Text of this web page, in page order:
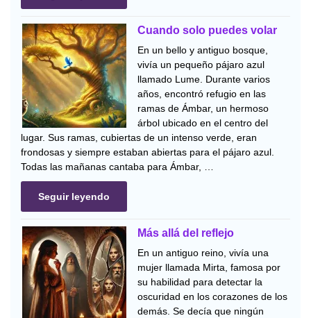
Cuando solo puedes volar
En un bello y antiguo bosque,
vivía un pequeño pájaro azul
llamado Lume. Durante varios
años, encontró refugio en las
ramas de Ámbar, un hermoso
árbol ubicado en el centro del
lugar. Sus ramas, cubiertas de un intenso verde, eran
frondosas y siempre estaban abiertas para el pájaro azul.
Todas las mañanas cantaba para Ámbar, …
Seguir leyendo
Más allá del reflejo
En un antiguo reino, vivía una
mujer llamada Mirta, famosa por
su habilidad para detectar la
oscuridad en los corazones de los
demás. Se decía que ningún